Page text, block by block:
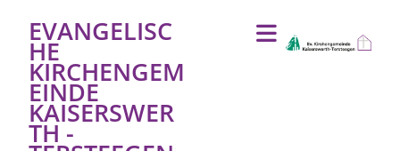
EVANGELISC
HE
KIRCHENGEM
EINDE
KAISERSWER
TH -